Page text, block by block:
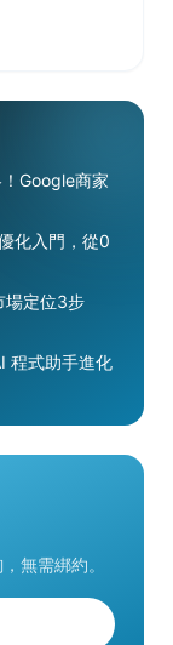
Google商家
化入門，從0
場定位3步
程式助手進化
無需綁約。